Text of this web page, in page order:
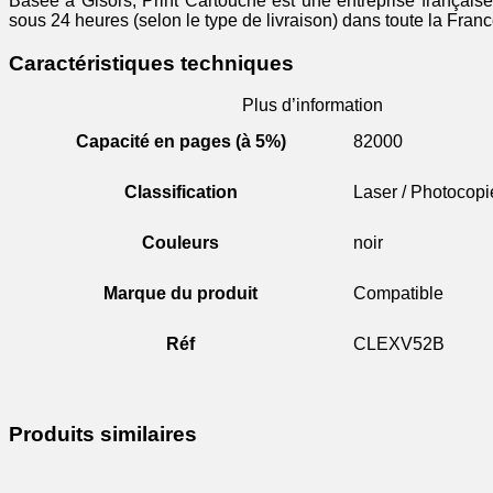
sous 24 heures (selon le type de livraison) dans toute la
Caractéristiques techniques
Plus d’information
Capacité en pages (à 5%)
82000
Classification Laser /
Couleurs noir
Marque du produit Compatible
Réf CLEXV52B
Produits similaires